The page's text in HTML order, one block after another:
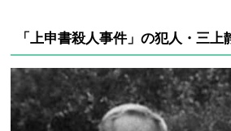
「上申書殺人事件」の犯人・三上